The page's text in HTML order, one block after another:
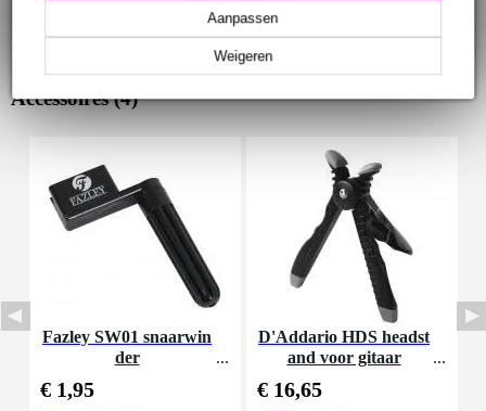
Weigeren
Aanpassen
Accessoires (4)
Fazley SW01 snaarwin
der
€ 1,95
D'Addario HDS headst
and voor gitaar
€ 16,65